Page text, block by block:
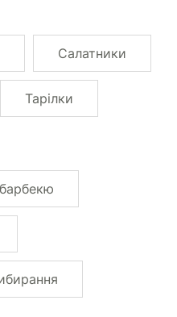
Салатники
Тарілки